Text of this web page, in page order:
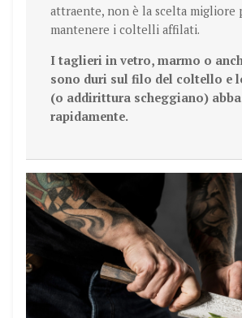
attraente, non è la scelta migliore
mantenere i coltelli affilati.
I taglieri in vetro, marmo o
sono duri sul filo del coltello e
(o addirittura scheggiano)
rapidamente.